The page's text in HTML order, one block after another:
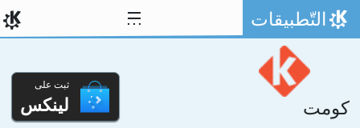
تخط المحتوى
الصفحة الرئيسة
التّطبيقات
كومت
ثبت على
لينكس